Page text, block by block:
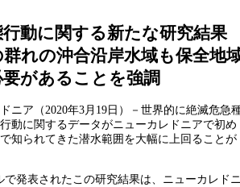
動に関する新たな研究結果
れの沖合沿岸水域も保全地
があることを強調
ニア（2020年3月19日）－世界的に絶滅危急
動に関するデータがニューカレドニアで初め
知られてきた潜水範囲を大幅に上回ることが
で発表されたこの研究結果は、ニューカレド